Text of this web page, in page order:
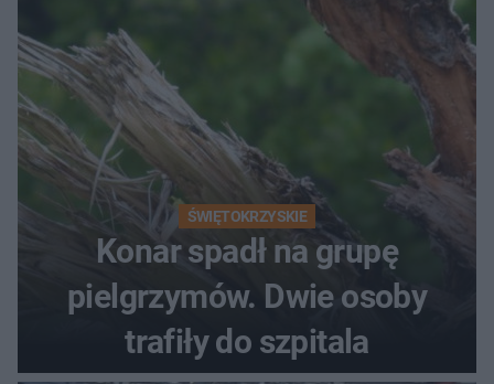
ŚWIĘTOKRZYSKIE
Konar spadł na grupę
pielgrzymów. Dwie osoby
trafiły do szpitala